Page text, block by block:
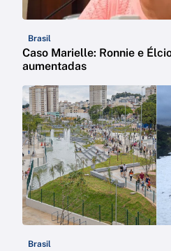
Brasil
Caso Marielle: Ronnie e
aumentadas
Brasil